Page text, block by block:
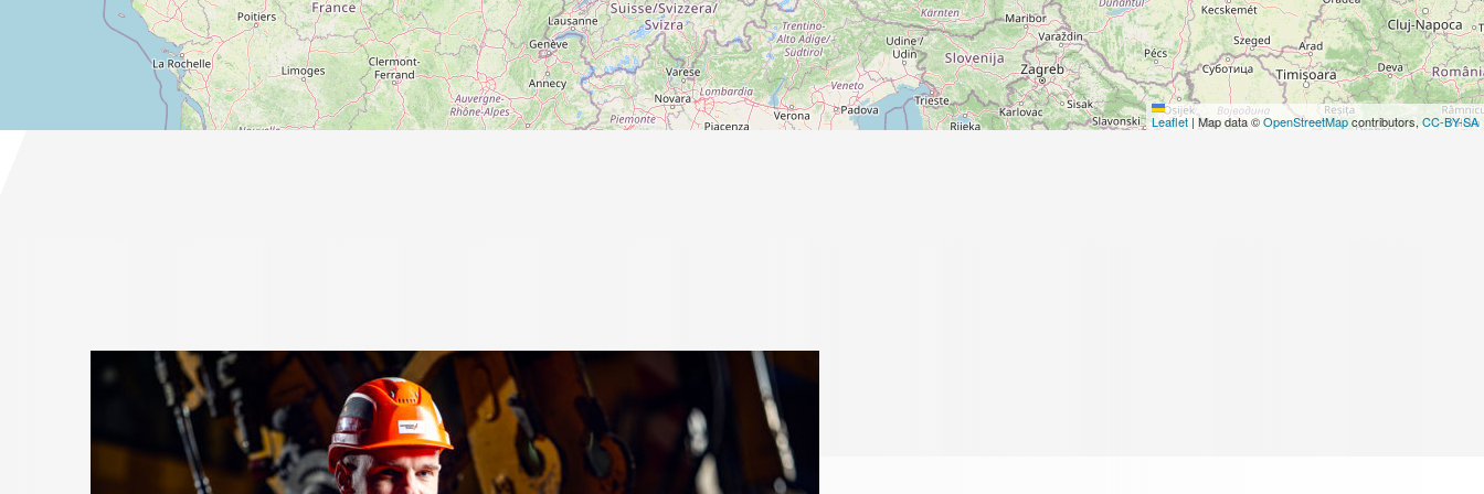
Leaflet | Map data ©OpenStreetMapcontributors, CC-BY-SA